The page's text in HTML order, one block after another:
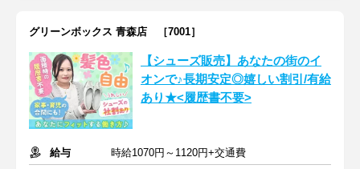
グリーンボックス 青森店 ［7001］
【シューズ販売】あなたの街のイ
オンで♪長期安定◎嬉しい割引/有給
あり★<履歴書不要>
給与
時給1070円～1120円+交通費